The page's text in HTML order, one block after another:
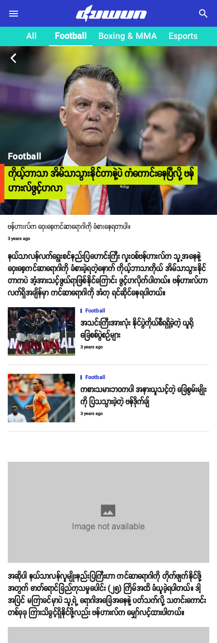
search
All Football Boxing & MMA Esports
arrow_back_ios
Football
ကိုယ့်ဘာသာ အိမ်သာသွားနိုင်တာနဲ့ပဲ ကံကောင်းနေပြီလို့ ဗန်
ဟားလ်ဖွင့်ဟလာ
ဗန်ဟားလ်က ဝှေးစေ့ကင်ဆာရောဂါကို ခံစားနေရတာပါ။
3 years ago
နယ်သာလန်လက်ရွေးစင်နည်းပြဟောင်းကြီး လူးဝစ်ဗန်ဟားလ်က သူ့အနေနဲ့
ဝှေးစေ့ကင်ဆာရောဂါကို ခံစားခဲ့ရတဲ့နောက် ကိုယ့်ဘာသာကိုယ် အိမ်သာသွားနိုင်
တာကပဲ အံ့အားသင့်ဖွယ်ရာဖြစ်နိုင်ကြောင်း ဖွင့်ဟလိုက်ပါတယ်။ ဗန်ဟားလ်ဟာ
လက်ရှိအချိန်မှာ ကင်ဆာရောဂါကို အံတု ရင်ဆိုင်နေရပါတယ်။
Football
အသင်းကြီးအားလုံး နိုင်ပွဲကိုယ်စီရရှိခဲ့တဲ့ ယူရို
ခြေစစ်ပွဲစဉ်များ
3 years ago
Football
ကစားသမားဘဝကပါ အနားယူသင့်တဲ့ ခြေစွမ်းမျိုး
ကို ပြသသွားခဲ့တဲ့ ဗန်ဒိုက်ချ်
3 years ago
အဆိုပါ နယ်သာလန်လူမျိုးနည်းပြကြီးဟာ ကင်ဆာရောဂါကို တိုက်ဖျက်နိုင်ဖို့
အတွက် ဓာတ်ရောင်ခြည်ကုသမှုပေါင်း (၂၅) ကြိမ်အထိ ခံယူခဲ့ရပါတယ်။ ဒါ့
အပြင် မကြာခင်မှာပဲ သူ့ရဲ့ ရောဂါအခြေအနေနဲ့ ပတ်သက်လို့ သတင်းကောင်း
တစ်ခုခု ကြားသိခွင့်ရှိနိုင်ဖို့လည်း ဗန်ဟားလ်က မျှော်လင့်ထားပါတယ်။